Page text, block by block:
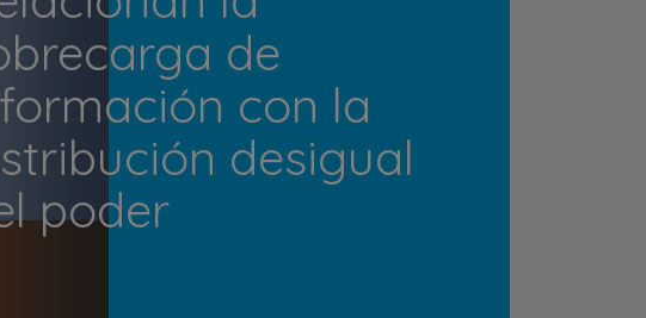
de
con la
desigual
poder